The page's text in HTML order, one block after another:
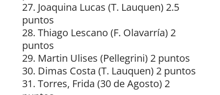
27. Joaquina Lucas (T. Lauquen) 2.5
puntos
28. Thiago Lescano (F. Olavarría) 2
puntos
29. Martin Ulises (Pellegrini) 2 puntos
30. Dimas Costa (T. Lauquen) 2 puntos
31. Torres, Frida (30 de Agosto) 2